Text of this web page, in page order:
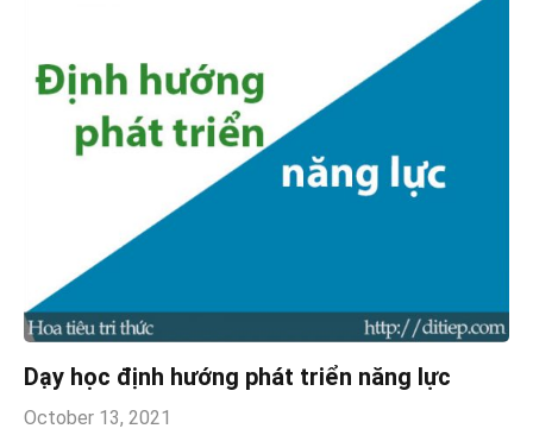
Dạy học định hướng phát triển năng lực
October 13, 2021